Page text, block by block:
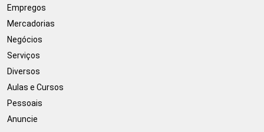
Empregos
Mercadorias
Negócios
Serviços
Diversos
Aulas e Cursos
Pessoais
Anuncie